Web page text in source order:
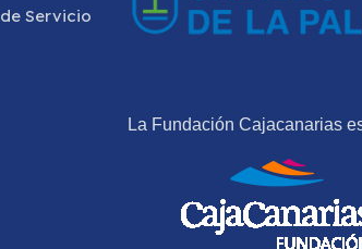
QUE EL CES PARTICIPE
Servicio
La Fundación Cajacanarias